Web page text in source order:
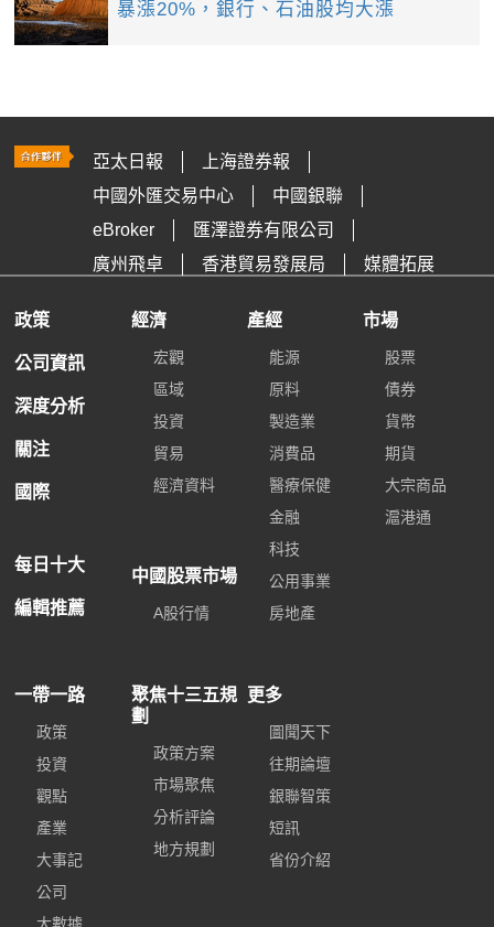
暴漲20%，銀行、石油股均大漲
亞太日報
上海證券報
中國外匯交易中心
中國銀聯
eBroker
匯澤證券有限公司
廣州飛卓
香港貿易發展局 媒體拓展
政策
公司資訊
深度分析
關注
國際
每日十大
編輯推薦
經濟
宏觀
區域
投資
貿易
經濟資料
中國股票市場
A股行情
產經
能源
原料
製造業
消費品
醫療保健
金融
科技
公用事業
房地產
市場
股票
債券
貨幣
期貨
大宗商品
滬港通
一帶一路
政策
投資
觀點
產業
大事記
公司
聚焦十三五規
劃
政策方案
市場聚焦
分析評論
地方規劃
更多
圖聞天下
往期論壇
銀聯智策
短訊
省份介紹